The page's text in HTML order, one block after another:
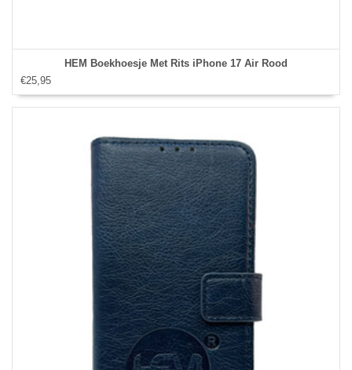
HEM Boekhoesje Met Rits iPhone 17 Air Rood
€25,95